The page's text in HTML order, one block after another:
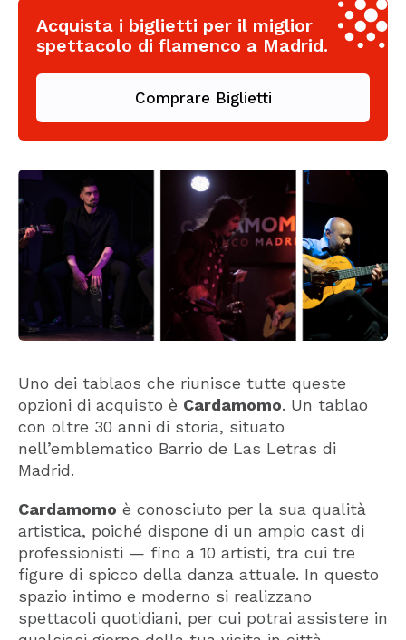
Acquista i biglietti per il miglior
spettacolo di flamenco a Madrid.
Comprare Biglietti
Uno dei tablaos che riunisce tutte queste
opzioni di acquisto è Cardamomo. Un tablao
con oltre 30 anni di storia, situato
nell’emblematico Barrio de Las Letras di
Madrid.
Cardamomo è conosciuto per la sua qualità
artistica, poiché dispone di un ampio cast di
professionisti — fino a 10 artisti, tra cui tre
figure di spicco della danza attuale. In questo
spazio intimo e moderno si realizzano
spettacoli quotidiani, per cui potrai assistere in